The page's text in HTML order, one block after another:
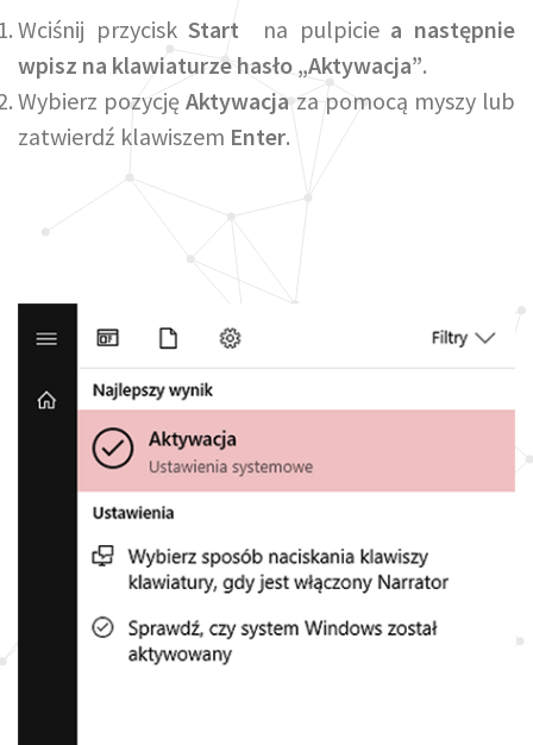
Wciśnij przyciskStart na pulpicie a następnie
wpisz na klawiaturze hasło „Aktywacja”.
Wybierz pozycjęAktywacja za pomocą myszy lub
zatwierdź klawiszem Enter.